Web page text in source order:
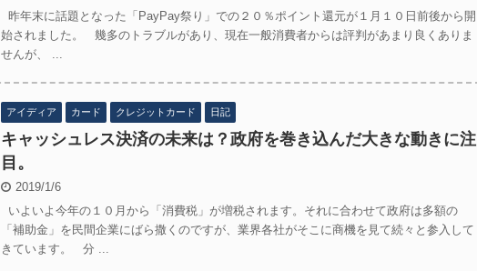
昨年末に話題となった「PayPay祭り」での２０％ポイント還元が１月１０日前後から開
始されました。 幾多のトラブルがあり、現在一般消費者からは評判があまり良くありま
せんが、 ...
アイディア カード クレジットカード 日記
キャッシュレス決済の未来は？政府を巻き込んだ大きな動きに注
目。
2019/1/6
いよいよ今年の１０月から「消費税」が増税されます。それに合わせて政府は多額の
「補助金」を民間企業にばら撒くのですが、業界各社がそこに商機を見て続々と参入して
きています。 分 ...